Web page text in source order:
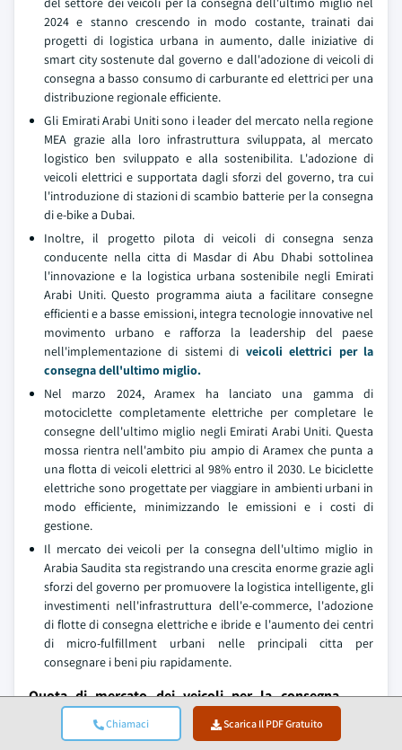
Chiamaci Scarica Il PDF Gratuito
2024 e stanno crescendo in modo costante, trainati dai
progetti di logistica urbana in aumento, dalle iniziative di
smart city sostenute dal governo e dall'adozione di veicoli di
consegna a basso consumo di carburante ed elettrici per una
distribuzione regionale efficiente.
Gli Emirati Arabi Uniti sono i leader del mercato nella regione
MEA grazie alla loro infrastruttura sviluppata, al mercato
logistico ben sviluppato e alla sostenibilita. L'adozione di
veicoli elettrici e supportata dagli sforzi del governo, tra cui
l'introduzione di stazioni di scambio batterie per la consegna
di e-bike a Dubai.
Inoltre, il progetto pilota di veicoli di consegna senza
conducente nella citta di Masdar di Abu Dhabi sottolinea
l'innovazione e la logistica urbana sostenibile negli Emirati
Arabi Uniti. Questo programma aiuta a facilitare consegne
efficienti e a basse emissioni, integra tecnologie innovative nel
movimento urbano e rafforza la leadership del paese
nell'implementazione di sistemi di veicoli elettrici per la
consegna dell'ultimo miglio.
Nel marzo 2024, Aramex ha lanciato una gamma di
motociclette completamente elettriche per completare le
consegne dell'ultimo miglio negli Emirati Arabi Uniti. Questa
mossa rientra nell'ambito piu ampio di Aramex che punta a
una flotta di veicoli elettrici al 98% entro il 2030. Le biciclette
elettriche sono progettate per viaggiare in ambienti urbani in
modo efficiente, minimizzando le emissioni e i costi di
gestione.
Il mercato dei veicoli per la consegna dell'ultimo miglio in
Arabia Saudita sta registrando una crescita enorme grazie agli
sforzi del governo per promuovere la logistica intelligente, gli
investimenti nell'infrastruttura dell'e-commerce, l'adozione
di flotte di consegna elettriche e ibride e l'aumento dei centri
di micro-fulfillment urbani nelle principali citta per
consegnare i beni piu rapidamente.
Quota di mercato dei veicoli per la consegna
dell'ultimo miglio
Le prime 7 aziende del settore dei veicoli per la consegna